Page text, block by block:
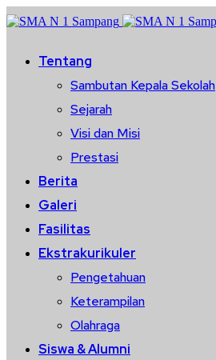
Tentang
Sambutan Kepala Sekolah
Sejarah
Visi dan Misi
Prestasi
Berita
Galeri
Fasilitas
Ekstrakurikuler
Pengetahuan
Keterampilan
Olahraga
Siswa & Alumni